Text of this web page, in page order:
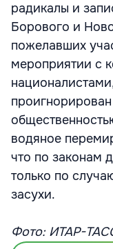
радикалы и
Борового и
пожелавших
мероприятии с
водяное
что по законам
только по
засухи.
Фото: ИТАР-